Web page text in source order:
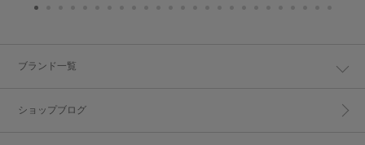
ブランド一覧
ショップブログ